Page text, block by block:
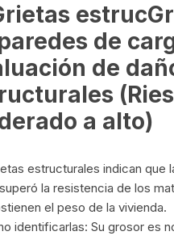
de
de
a alto)
estructurales indican que
la resistencia de los
el peso de la vivienda.
identificarlas: Su grosor es